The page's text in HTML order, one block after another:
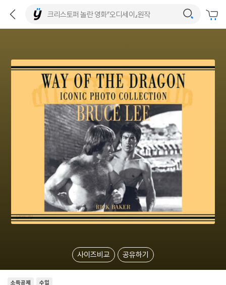
사이즈비교 공유하기
소득공제 수입